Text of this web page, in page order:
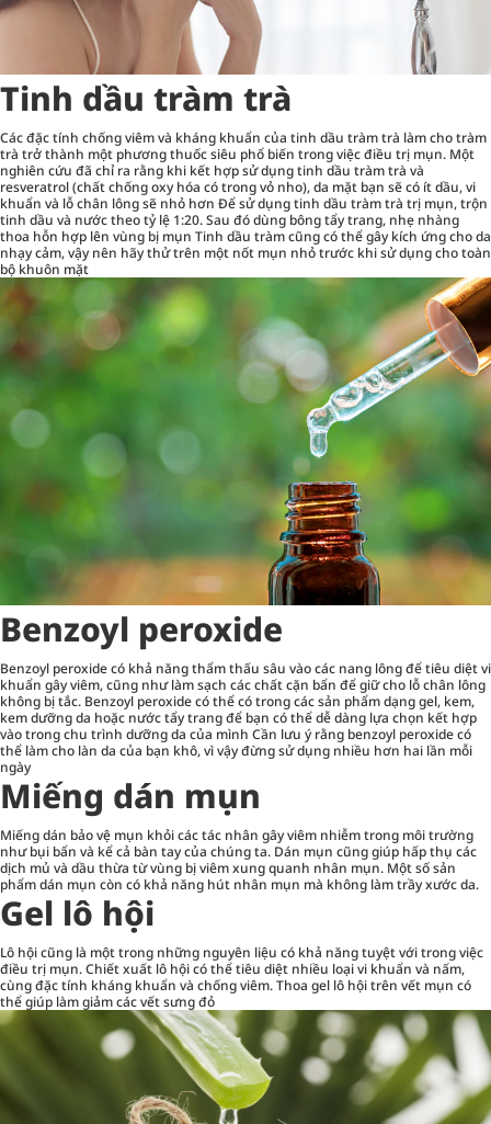
Tinh dầu tràm trà
Các đặc tính chống viêm và kháng khuẩn của tinh dầu tràm trà làm cho tràm
trà trở thành một phương thuốc siêu phổ biến trong việc điều trị mụn. Một
nghiên cứu đã chỉ ra rằng khi kết hợp sử dụng tinh dầu tràm trà và
resveratrol (chất chống oxy hóa có trong vỏ nho), da mặt bạn sẽ có ít dầu, vi
khuẩn và lỗ chân lông sẽ nhỏ hơn Để sử dụng tinh dầu tràm trà trị mụn, trộn
tinh dầu và nước theo tỷ lệ 1:20. Sau đó dùng bông tẩy trang, nhẹ nhàng
thoa hỗn hợp lên vùng bị mụn Tinh dầu tràm cũng có thể gây kích ứng cho da
nhạy cảm, vậy nên hãy thử trên một nốt mụn nhỏ trước khi sử dụng cho toàn
bộ khuôn mặt
Benzoyl peroxide
Benzoyl peroxide có khả năng thẩm thấu sâu vào các nang lông để tiêu diệt vi
khuẩn gây viêm, cũng như làm sạch các chất cặn bẩn để giữ cho lỗ chân lông
không bị tắc. Benzoyl peroxide có thể có trong các sản phẩm dạng gel, kem,
kem dưỡng da hoặc nước tẩy trang để bạn có thể dễ dàng lựa chọn kết hợp
vào trong chu trình dưỡng da của mình Cần lưu ý rằng benzoyl peroxide có
thể làm cho làn da của bạn khô, vì vậy đừng sử dụng nhiều hơn hai lần mỗi
ngày
Miếng dán mụn
Miếng dán bảo vệ mụn khỏi các tác nhân gây viêm nhiễm trong môi trường
như bụi bẩn và kể cả bàn tay của chúng ta. Dán mụn cũng giúp hấp thụ các
dịch mủ và dầu thừa từ vùng bị viêm xung quanh nhân mụn. Một số sản
phẩm dán mụn còn có khả năng hút nhân mụn mà không làm trầy xước da.
Gel lô hội
Lô hội cũng là một trong những nguyên liệu có khả năng tuyệt với trong việc
điều trị mụn. Chiết xuất lô hội có thể tiêu diệt nhiều loại vi khuẩn và nấm,
cùng đặc tính kháng khuẩn và chống viêm. Thoa gel lô hội trên vết mụn có
thể giúp làm giảm các vết sưng đỏ